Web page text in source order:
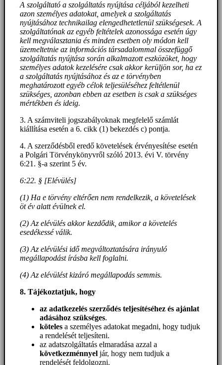
A szolgáltató a szolgáltatás nyújtása céljából kezelheti
azon személyes adatokat, amelyek a szolgáltatás
nyújtásához technikailag elengedhetetlenül szükségesek. A
szolgáltatónak az egyéb feltételek azonossága esetén úgy
kell megválasztania és minden esetben oly módon kell
üzemeltetnie az információs társadalommal összefüggő
szolgáltatás nyújtása során alkalmazott eszközöket, hogy
személyes adatok kezelésére csak akkor kerüljön sor, ha ez
a szolgáltatás nyújtásához és az e törvényben
meghatározott egyéb célok teljesüléséhez feltétlenül
szükséges, azonban ebben az esetben is csak a szükséges
mértékben és ideig.
3. A számviteli jogszabályoknak megfelelő számlát
kiállítása esetén a 6. cikk (1) bekezdés c) pontja.
4. A szerződésből eredő követelések érvényesítése esetén
a Polgári Törvénykönyvről szóló 2013. évi V. törvény
6:21. §-a szerint 5 év.
6:22. § [Elévülés]
(1) Ha e törvény eltérően nem rendelkezik, a követelések
öt év alatt évülnek el.
(2) Az elévülés akkor kezdődik, amikor a követelés
esedékessé válik.
(3) Az elévülési idő megváltoztatására irányuló
megállapodást írásba kell foglalni.
(4) Az elévülést kizáró megállapodás semmis.
8. Tájékoztatjuk, hogy
az adatkezelés szerződés teljesítéséhez és ajánlat
adásához szükséges.
köteles a személyes adatokat megadni, hogy tudjuk
a rendelését teljesíteni.
az adatszolgáltatás elmaradása azzal a
következménnyel jár, hogy nem tudjuk a
rendelését feldolgozni.